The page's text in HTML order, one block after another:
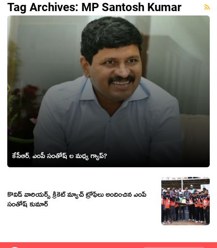
Tag Archives: MP Santosh Kumar
కేసీఆర్, ఎంపీ సంతోష్ ల మధ్య గ్యాప్?
కొవిడ్‌ వారియర్స్‌ క్రికెట్‌ మ్యాచ్‌ ట్రోఫీలు అందించిన ఎంపీ
సంతోష్‌ కుమార్‌